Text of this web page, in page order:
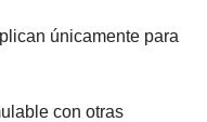
únicamente para
con otras